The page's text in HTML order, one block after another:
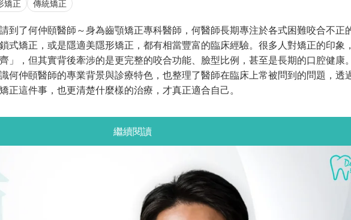
矯正 傳統矯正
到了何仲頤醫師～身為齒顎矯正專科醫師，何醫師長期專注於各式困難咬合不正
式矯正，或是隱適美隱形矯正，都有相當豐富的臨床經驗。很多人對矯正的印象
」，但其實背後牽涉的是更完整的咬合功能、臉型比例，甚至是長期的口腔健康
何仲頤醫師的專業背景與診療特色，也整理了醫師在臨床上常被問到的問題，透
正這件事，也更清楚什麼樣的治療，才真正適合自己。
繼續閱讀